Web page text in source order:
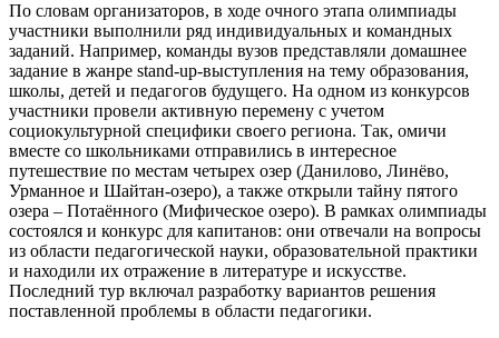
По словам организаторов, в ходе очного этапа олимпиады
участники выполнили ряд индивидуальных и командных
заданий. Например, команды вузов представляли домашнее
задание в жанре stand-up-выступления на тему образования,
школы, детей и педагогов будущего. На одном из конкурсов
участники провели активную перемену с учетом
социокультурной специфики своего региона. Так, омичи
вместе со школьниками отправились в интересное
путешествие по местам четырех озер (Данилово, Линёво,
Урманное и Шайтан-озеро), а также открыли тайну пятого
озера – Потаённого (Мифическое озеро). В рамках олимпиады
состоялся и конкурс для капитанов: они отвечали на вопросы
из области педагогической науки, образовательной практики
и находили их отражение в литературе и искусстве.
Последний тур включал разработку вариантов решения
поставленной проблемы в области педагогики.